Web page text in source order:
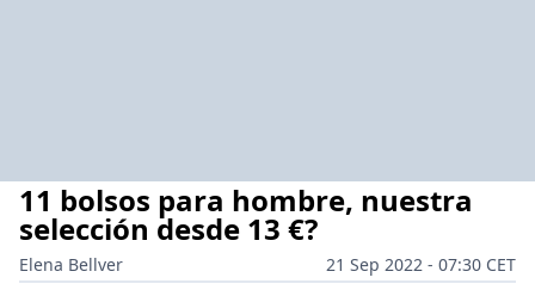
11 bolsos para hombre, nuestra
selección desde 13 €?
Elena Bellver
21 Sep 2022 - 07:30 CET